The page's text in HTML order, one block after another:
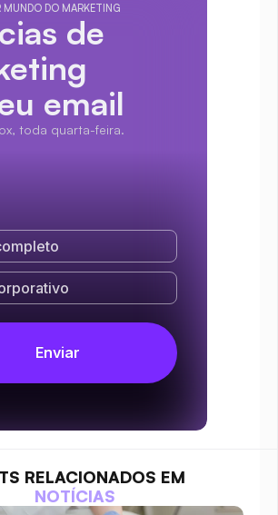
MUNDO DO MARKETING
de
email
toda quarta-feira.
RELACIONADOS EM
NOTÍCIAS